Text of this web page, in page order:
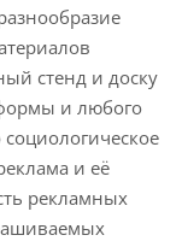
стенд и доску
и любого
и её
рекламных